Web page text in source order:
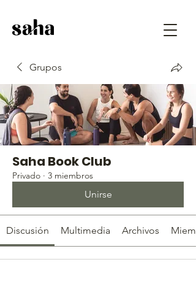
Grupos
Saha Book Club
Privado · 3 miembros
Unirse
Discusión Multimedia Archivos